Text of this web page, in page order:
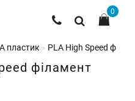
0
пластик PLA High Speed
філамент